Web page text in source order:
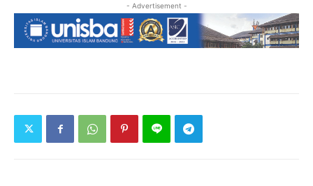
- Advertisement -